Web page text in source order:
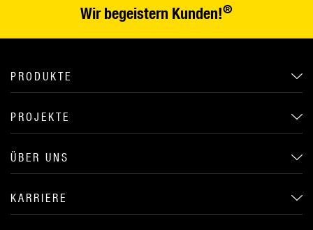
Wir begeistern Kunden!®
PRODUKTE
PROJEKTE
ÜBER UNS
KARRIERE